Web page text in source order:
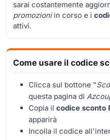
sarai costantemente
promozioniin corso e i
attivi.
Come usare il codice
Clicca sul bottone "
questa pagina di
Copia il codice sconto
apparirà
Incolla il codice